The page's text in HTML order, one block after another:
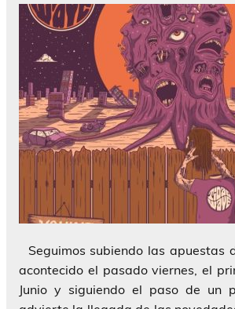
Seguimos subiendo las apuestas
acontecido el pasado viernes, el
Junio y siguiendo el paso de un